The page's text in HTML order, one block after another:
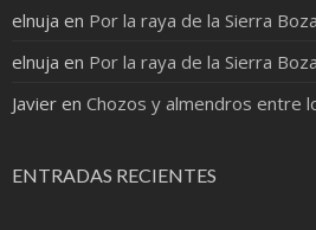
elnuja en Por la raya de la Sierra
elnuja en Por la raya de la Sierra
Javier en Chozos y almendros entre
ENTRADAS RECIENTES